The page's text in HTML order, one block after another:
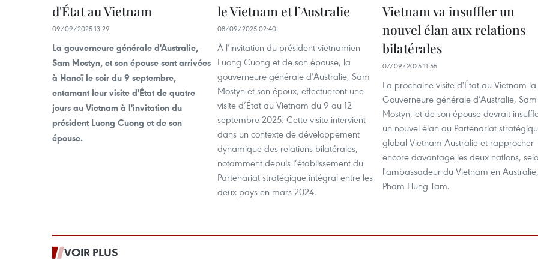
d'État au Vietnam
09/09/2025 13:29
La gouverneure générale d'Australie,
Sam Mostyn, et son épouse sont arrivées
à Hanoï le soir du 9 septembre,
entamant leur visite d'État de quatre
jours au Vietnam à l'invitation du
président Luong Cuong et de son
épouse.
le Vietnam et l’Australie
08/09/2025 02:40
À l’invitation du président vietnamien
Luong Cuong et de son épouse, la
gouverneure générale d’Australie, Sam
Mostyn et son époux, effectueront une
visite d’État au Vietnam du 9 au 12
septembre 2025. Cette visite intervient
dans un contexte de développement
dynamique des relations bilatérales,
notamment depuis l’établissement du
Partenariat stratégique intégral entre les
deux pays en mars 2024.
Vietnam va insuffler un
nouvel élan aux relations
bilatérales
07/09/2025 11:55
La prochaine visite d'État au Vietnam la
Gouverneure générale d’Australie, Sam
Mostyn, et de son épouse devrait
un nouvel élan au Partenariat
global Vietnam-Australie et rapprocher
encore davantage les deux nations,
l'ambassadeur du Vietnam en Australie,
Pham Hung Tam.
VOIR PLUS